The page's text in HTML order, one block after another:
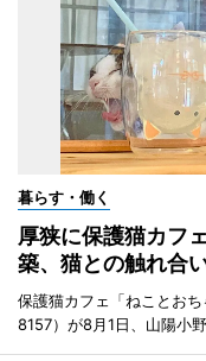
暮らす・働く
厚狭に保護猫カフ
築、猫との触れ合
保護猫カフェ「ねことお
8157）が8月1日、山陽小